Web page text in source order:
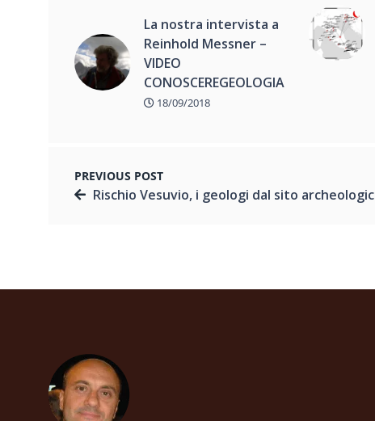
La nostra intervista a
Reinhold Messner –
VIDEO
CONOSCEREGEOLOGIA
18/09/2018
PREVIOUS POST
Rischio Vesuvio, i geologi dal sito archeologico di Pompei per parlare dello stato del vulcano più famoso al mondo